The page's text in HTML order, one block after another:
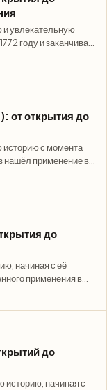
и увлекательную
году и заканчивая
от открытия до
историю с момента
нашёл применение в…
до
начиная с её
применения в
до
историю, начиная с